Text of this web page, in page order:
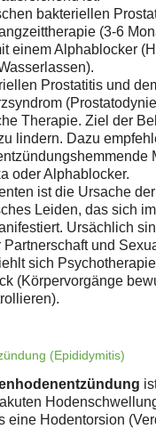
bakteriellen
(3-6
einem Alphablocker
Prostatitis und
Therapie. Ziel der
lindern. Dazu
oder Alphablocker.
ist die Ursache
Leiden, das sich
Ursächlich
Partnerschaft und
sich
(Körpervorgänge
(Epididymitis)
eine Hodentorsion